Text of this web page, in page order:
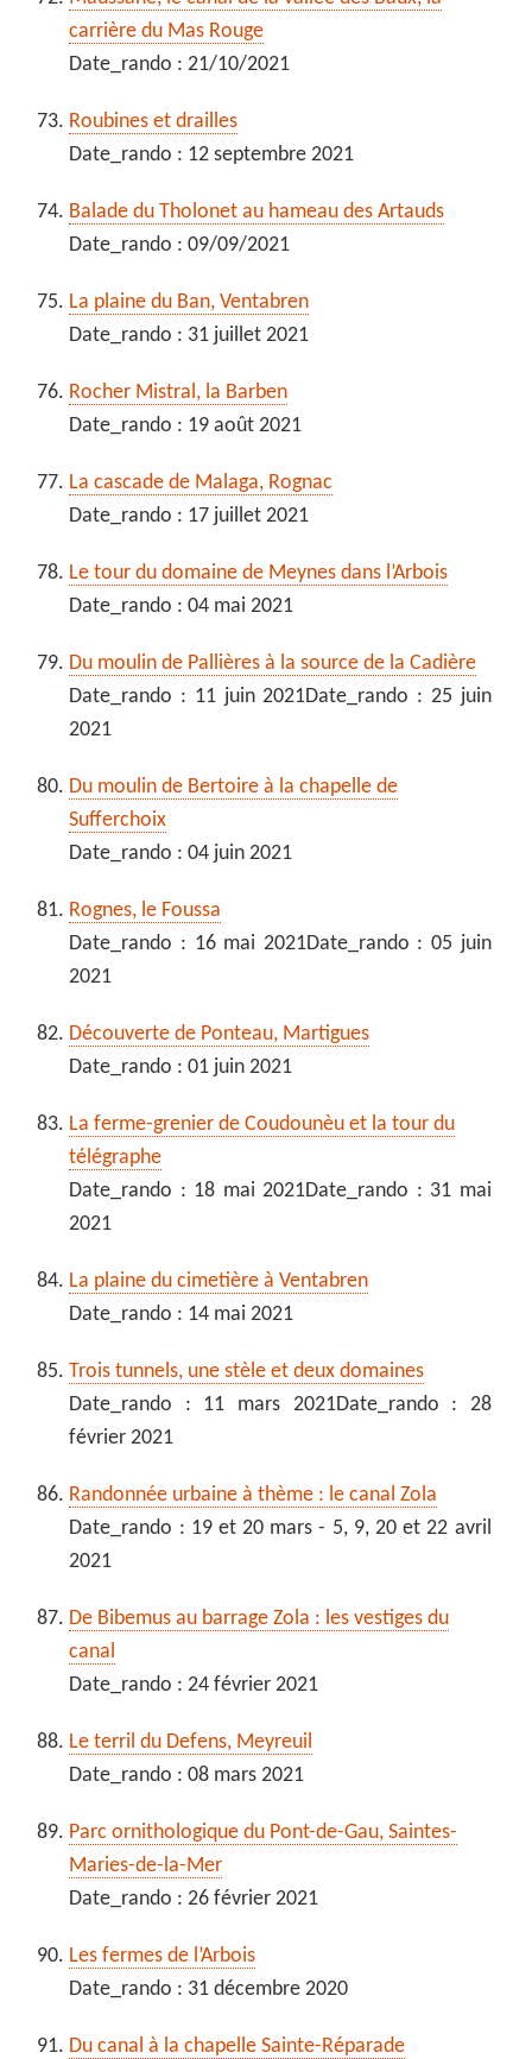
carrière du Mas Rouge
Date_rando : 21/10/2021
Roubines et drailles
Date_rando : 12 septembre 2021
Balade du Tholonet au hameau des Artauds
Date_rando : 09/09/2021
La plaine du Ban, Ventabren
Date_rando : 31 juillet 2021
Rocher Mistral, la Barben
Date_rando : 19 août 2021
La cascade de Malaga, Rognac
Date_rando : 17 juillet 2021
Le tour du domaine de Meynes dans l’Arbois
Date_rando : 04 mai 2021
Du moulin de Pallières à la source de la Cadière
Date_rando : 11 juin 2021Date_rando : 25 juin
2021
Du moulin de Bertoire à la chapelle de
Sufferchoix
Date_rando : 04 juin 2021
Rognes, le Foussa
Date_rando : 16 mai 2021Date_rando : 05 juin
2021
Découverte de Ponteau, Martigues
Date_rando : 01 juin 2021
La ferme-grenier de Coudounèu et la tour du
télégraphe
Date_rando : 18 mai 2021Date_rando : 31 mai
2021
La plaine du cimetière à Ventabren
Date_rando : 14 mai 2021
Trois tunnels, une stèle et deux domaines
Date_rando : 11 mars 2021Date_rando : 28
février 2021
Randonnée urbaine à thème : le canal Zola
Date_rando : 19 et 20 mars - 5, 9, 20 et 22 avril
2021
De Bibemus au barrage Zola : les vestiges du
canal
Date_rando : 24 février 2021
Le terril du Defens, Meyreuil
Date_rando : 08 mars 2021
Parc ornithologique du Pont-de-Gau, Saintes-
Maries-de-la-Mer
Date_rando : 26 février 2021
Les fermes de l’Arbois
Date_rando : 31 décembre 2020
Du canal à la chapelle Sainte-Réparade